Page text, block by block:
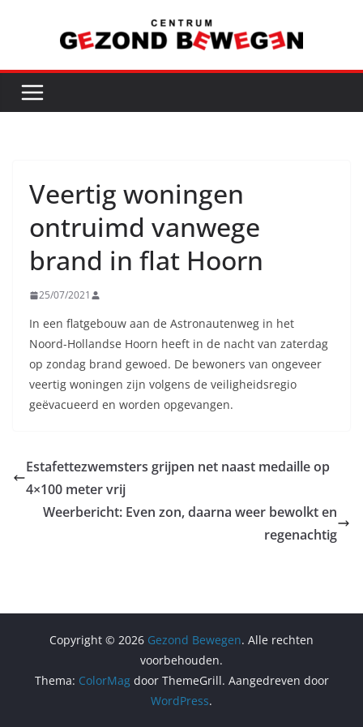
inhoud
Veertig woningen
ontruimd vanwege
brand in flat Hoorn
25/07/2021
In een flatgebouw aan de Astronautenweg in het
Noord-Hollandse Hoorn heeft in de nacht van zaterdag
op zondag brand gewoed. De bewoners van ongeveer
veertig woningen zijn volgens de veiligheidsregio
geëvacueerd en worden opgevangen.
Estafettezwemsters grijpen net naast medaille op
4×100 meter vrij
Weerbericht: Even zon, daarna weer bewolkt en
regenachtig
Copyright © 2026 Gezond Bewegen. Alle rechten
voorbehouden.
Thema: ColorMagdoor ThemeGrill. Aangedreven door
WordPress.